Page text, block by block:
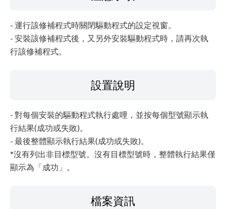
- 運行該修補程式時關閉驅動程式的設定視窗。
- 安裝該修補程式後，又另外安裝驅動程式時，請再次執
行該修補程式。
設置說明
- 對每個安裝的驅動程式執行處哩，並按每個型號顯示執
行結果(成功或失敗)。
- 最後整體顯示執行結果(成功或失敗)。
*沒有列出非目標型號。沒有目標型號時，整體執行結果僅
顯示為「成功」。
檔案資訊